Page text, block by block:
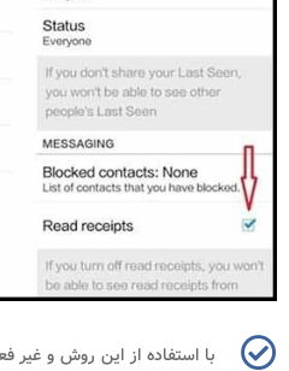
با استفاده از این روش و غیر